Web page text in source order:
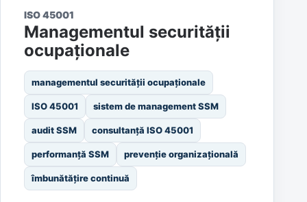
ISO 45001
Managementul securității
ocupaționale
managementul securității ocupaționale
ISO 45001 sistem de management SSM
audit SSM consultanță ISO 45001
performanță SSM prevenție organizațională
îmbunătățire continuă